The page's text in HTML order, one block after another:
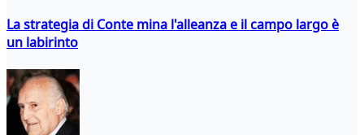
La strategia di Conte mina l'alleanza e il campo largo è
un labirinto